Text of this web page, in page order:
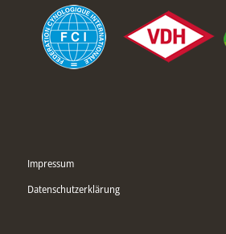
Impressum
Datenschutzerklärung